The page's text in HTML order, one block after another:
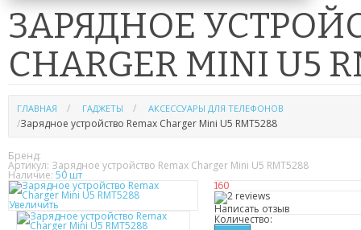
ЗАРЯДНОЕ
CHARGER MINI U5
ГЛАВНАЯ ГАДЖЕТЫ АКСЕССУАРЫ ДЛЯ ТЕЛЕФОНОВ
Зарядное устройство Remax Charger Mini U5 RMT5288
Бренд:
Артикул: Зарядное устройство Remax Charger Mini U5 RMT5288
Наличие: 50 шт
Увеличить
160
Написать отзыв
Количество: